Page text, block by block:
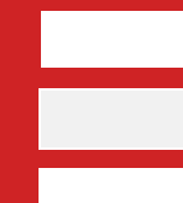
Iscriviti